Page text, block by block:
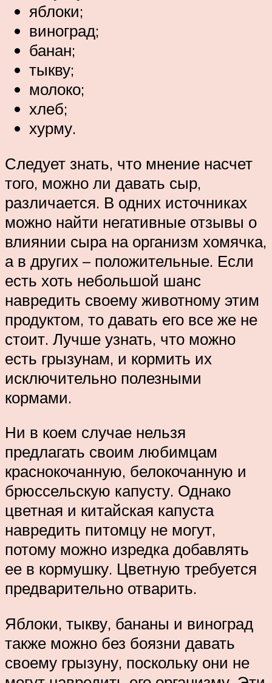
яблоки;
виноград;
банан;
тыкву;
молоко;
хлеб;
хурму.
Следует знать, что мнение насчет
того, можно ли давать сыр,
различается. В одних источниках
можно найти негативные отзывы о
влиянии сыра на организм хомячка,
а в других – положительные. Если
есть хоть небольшой шанс
навредить своему животному этим
продуктом, то давать его все же не
стоит. Лучше узнать, что можно
есть грызунам, и кормить их
исключительно полезными
кормами.
Ни в коем случае нельзя
предлагать своим любимцам
краснокочанную, белокочанную и
брюссельскую капусту. Однако
цветная и китайская капуста
навредить питомцу не могут,
потому можно изредка добавлять
ее в кормушку. Цветную требуется
предварительно отварить.
Яблоки, тыкву, бананы и виноград
также можно без боязни давать
своему грызуну, поскольку они не